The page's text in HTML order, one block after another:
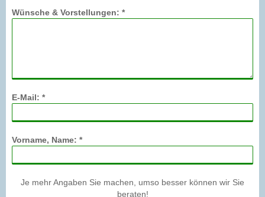
Wünsche & Vorstellungen: *
E-Mail: *
Vorname, Name: *
Je mehr Angaben Sie machen, umso besser können wir Sie
beraten!